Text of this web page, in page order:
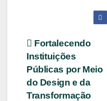
Navegação
de
Post
Fortalecendo
Instituições
Públicas por Meio
do Design e da
Transformação